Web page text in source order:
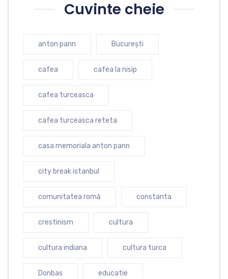
Cuvinte cheie
anton pann București
cafea cafea la nisip
cafea turceasca
cafea turceasca reteta
casa memoriala anton pann
city break istanbul
comunitatea romă constanta
crestinism cultura
cultura indiana cultura turca
Donbas educatie